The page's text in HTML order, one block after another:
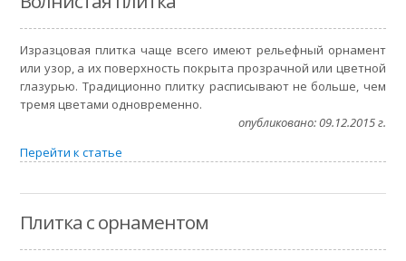
Изразцовая плитка чаще всего имеют рельефный орнамент
или узор, а их поверхность покрыта прозрачной или цветной
глазурью. Традиционно плитку расписывают не больше, чем
тремя цветами одновременно.
опубликовано: 09.12.2015 г.
Перейти к статье
Плитка с орнаментом